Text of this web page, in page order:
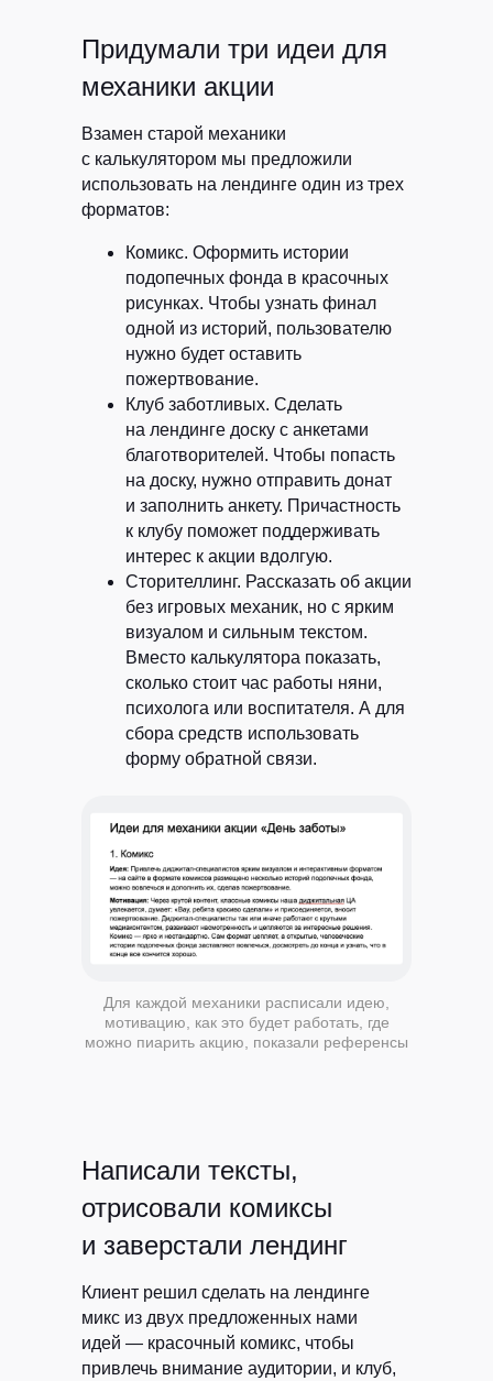
Придумали три идеи для
механики акции
Взамен старой механики
с калькулятором мы предложили
использовать на лендинге один из трех
форматов:
Комикс. Оформить истории
подопечных фонда в красочных
рисунках. Чтобы узнать финал
одной из историй, пользователю
нужно будет оставить
пожертвование.
Клуб заботливых. Сделать
на лендинге доску с анкетами
благотворителей. Чтобы попасть
на доску, нужно отправить донат
и заполнить анкету. Причастность
к клубу поможет поддерживать
интерес к акции вдолгую.
Сторителлинг. Рассказать об акции
без игровых механик, но с ярким
визуалом и сильным текстом.
Вместо калькулятора показать,
сколько стоит час работы няни,
психолога или воспитателя. А для
сбора средств использовать
форму обратной связи.
Для каждой механики расписали идею,
мотивацию, как это будет работать, где
можно пиарить акцию, показали референсы
Написали тексты,
отрисовали комиксы
и заверстали лендинг
Клиент решил сделать на лендинге
микс из двух предложенных нами
идей — красочный комикс, чтобы
привлечь внимание аудитории, и клуб,